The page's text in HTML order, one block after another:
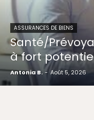
ASSURANCES DE BIENS
Santé/
à fort
Antonia B. - Août 5, 2026